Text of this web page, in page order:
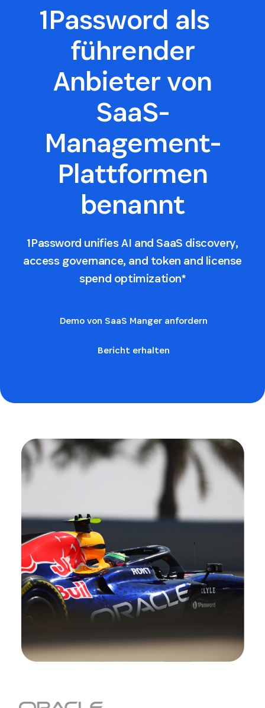
1Password als
führender
Anbieter von
SaaS-
Management-
Plattformen
benannt
1Password unifies AI and SaaS discovery,
access governance, and token and license
spend optimization*
Demo von SaaS Manger anfordern
Bericht erhalten